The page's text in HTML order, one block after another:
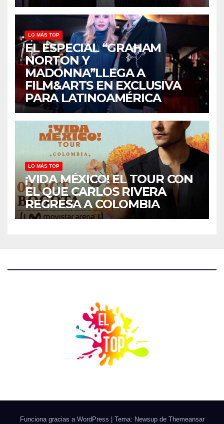
LO MÁS TOP
EL ESPECIAL “GRAHAM
NORTON Y
MADONNA”LLEGA A
FILM&ARTS EN EXCLUSIVA
PARA LATINOAMÉRICA
LO MÁS TOP
¡VIDA MÉXICO! EL TOUR CON
EL QUE CARLOS RIVERA
REGRESA A COLOMBIA
Funciona gracias a WordPress Tema: Newsup de Themeansar